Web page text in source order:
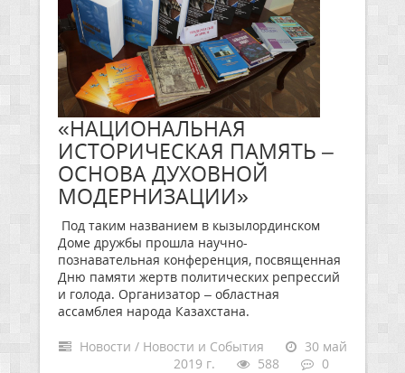
«НАЦИОНАЛЬНАЯ
ИСТОРИЧЕСКАЯ ПАМЯТЬ –
ОСНОВА ДУХОВНОЙ
МОДЕРНИЗАЦИИ»
Под таким названием в кызылординском
Доме дружбы прошла научно-
познавательная конференция, посвященная
Дню памяти жертв политических репрессий
и голода. Организатор – областная
ассамблея народа Казахстана.
Новости / Новости и События
30 май
2019 г.
588 0